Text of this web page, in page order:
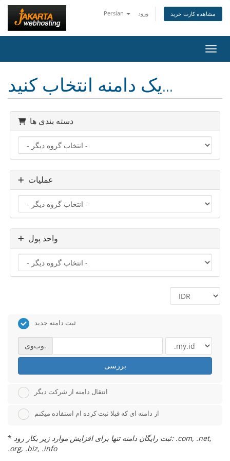
Persian ورود مشاهده کارت خرید
یک دامنه انتخاب کنید...
دسته بندی ها
عملیات
واحد پول
ثبت دامنه جدید
وب‌وی.
بررسی
انتقال دامنه از شرکت دیگر
از دامنه ای که قبلا ثبت کرده ام استفاده میکنم
* ثبت رایگان دامنه تنها برای افزایش موارد زیر بکار رود: .com, .net,
.org, .biz, .info